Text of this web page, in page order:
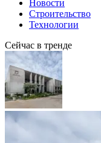
Новости
Строительство
Технологии
Сейчас в тренде